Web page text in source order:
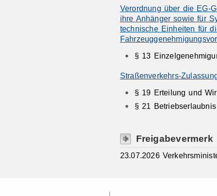
Verordnung über die EG-
ihre Anhänger sowie für
technische Einheiten für
§ 13
Straßenverkehrs-
§ 19 Erteilung und
§ 21
Freigabevermerk
23.07.2026